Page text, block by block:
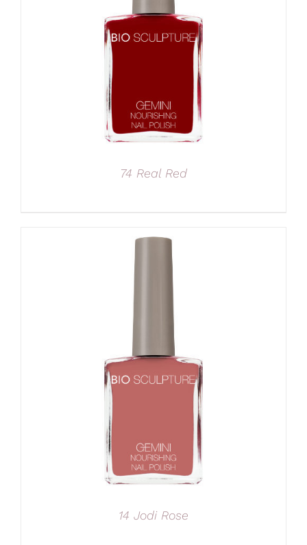
74 Real Red
14 Jodi Rose